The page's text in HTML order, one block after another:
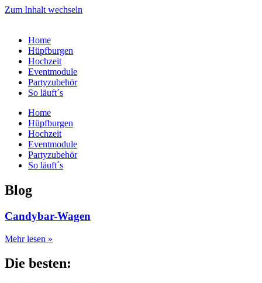
Zum Inhalt wechseln
Home
Hüpfburgen
Hochzeit
Eventmodule
Partyzubehör
So läuft´s
Home
Hüpfburgen
Hochzeit
Eventmodule
Partyzubehör
So läuft´s
Blog
Candybar-Wagen
Mehr lesen »
Die besten: